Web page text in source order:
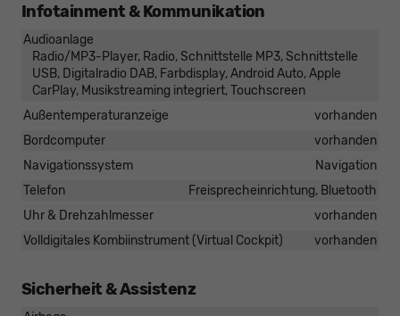
Infotainment & Kommunikation
Audioanlage
Radio/MP3-Player, Radio, Schnittstelle MP3, Schnittstelle
USB, Digitalradio DAB, Farbdisplay, Android Auto, Apple
CarPlay, Musikstreaming integriert, Touchscreen
Außentemperaturanzeige
vorhanden
Bordcomputer
vorhanden
Navigationssystem
Navigation
Telefon
Freisprecheinrichtung, Bluetooth
Uhr & Drehzahlmesser
vorhanden
Volldigitales Kombiinstrument (Virtual Cockpit)
vorhanden
Sicherheit & Assistenz